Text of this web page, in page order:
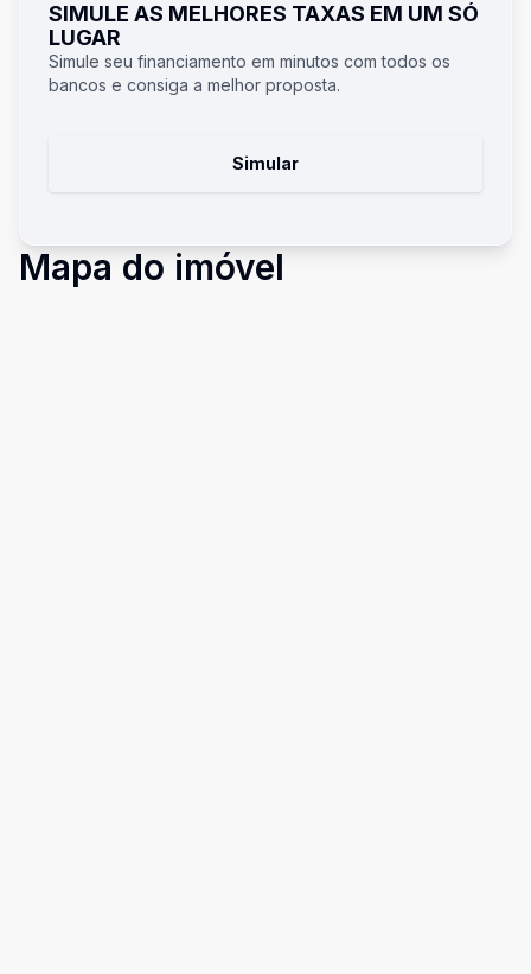
SIMULE AS MELHORES TAXAS EM UM SÓ
LUGAR
Simule seu financiamento em minutos com todos os
bancos e consiga a melhor proposta.
Simular
Mapa do imóvel